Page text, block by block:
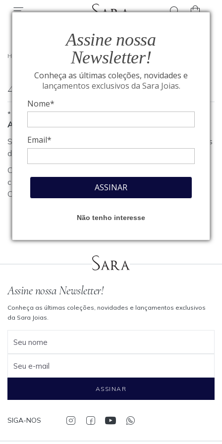
Assine nossa
Newsletter!
Conheça as últimas coleções, novidades e
lançamentos exclusivos da Sara Joias.
Nome*
Email*
ASSINAR
Não tenho interesse
HOME
404
*
A página que você procura não foi encontrada
Se você estava procurando algum produto, clique em um dos
departamentos ou seções no menu acima.
Caso necessite de outro tipo de informação, entre em
contato com o nosso atendimento através do nosso
Conosco
Assine nossa Newsletter!
Conheça as últimas coleções, novidades e lançamentos exclusivos
da Sara Joias.
Seu nome
Seu e-mail
ASSINAR
SIGA-NOS